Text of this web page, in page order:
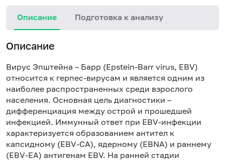
Описание Подготовка к анализу
Описание
Вирус Эпштейна – Барр (Epstein-Barr virus, EBV)
относится к герпес-вирусам и является одним из
наиболее распространенных среди взрослого
населения. Основная цель диагностики –
дифференциация между острой и прошедшей
инфекцией. Иммунный ответ при EBV-инфекции
характеризуется образованием антител к
капсидному (EBV-CA), ядерному (EBNA) и раннему
(EBV-EA) антигенам EBV. На ранней стадии